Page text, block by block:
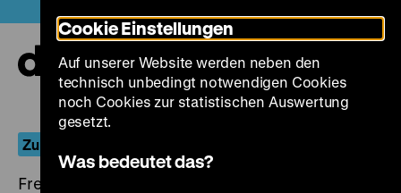
zum
Seiteninhalt
springen
Zu den Verhältnissen
Freitag, 31. März 2017, 20.00 - 00.00 Uhr
Cookie Einstellungen
Auf unserer Website werden neben den
technisch unbedingt notwendigen Cookies
noch Cookies zur statistischen Auswertung
gesetzt.
Was bedeutet das?